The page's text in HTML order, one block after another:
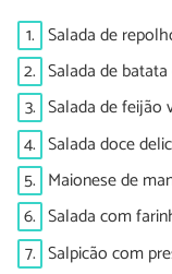
1. Salada de
2. Salada de
3. Salada de feijão
4. Salada doce
5. Maionese de
6. Salada com
7. Salpicão com